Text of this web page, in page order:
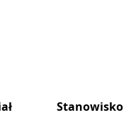
Stanowisko